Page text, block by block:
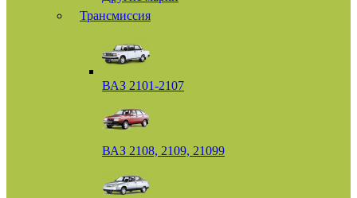
Трансмиссия
ВАЗ 2101-2107
ВАЗ 2108, 2109, 21099